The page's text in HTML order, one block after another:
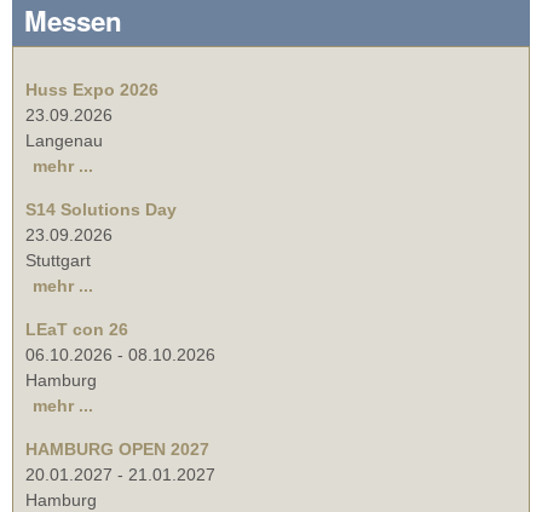
Messen
Huss Expo 2026
23.09.2026
Langenau
mehr ...
S14 Solutions Day
23.09.2026
Stuttgart
mehr ...
LEaT con 26
06.10.2026 - 08.10.2026
Hamburg
mehr ...
HAMBURG OPEN 2027
20.01.2027 - 21.01.2027
Hamburg